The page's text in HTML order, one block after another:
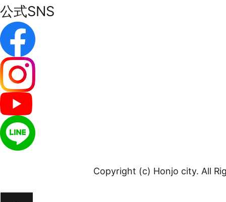
公式SNS
Copyright (c) Honjo city. All